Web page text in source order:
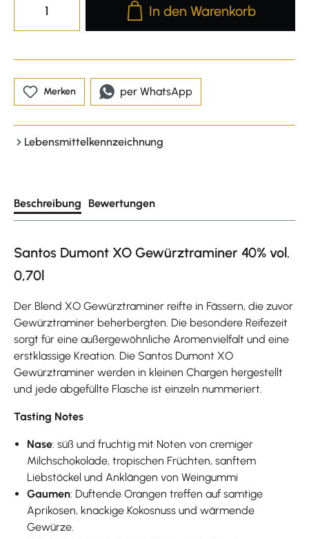
In den Warenkorb
Merken per WhatsApp
Lebensmittelkennzeichnung
Beschreibung Bewertungen
Santos Dumont XO Gewürztraminer 40% vol.
0,70l
Der Blend XO Gewürztraminer reifte in Fässern, die zuvor
Gewürztraminer beherbergten. Die besondere Reifezeit
sorgt für eine außergewöhnliche Aromenvielfalt und eine
erstklassige Kreation. Die Santos Dumont XO
Gewürztraminer werden in kleinen Chargen hergestellt
und jede abgefüllte Flasche ist einzeln nummeriert.
Tasting Notes
Nase: süß und fruchtig mit Noten von cremiger
Milchschokolade, tropischen Früchten, sanftem
Liebstöckel und Anklängen von Weingummi
Gaumen: Duftende Orangen treffen auf samtige
Aprikosen, knackige Kokosnuss und wärmende
Gewürze.